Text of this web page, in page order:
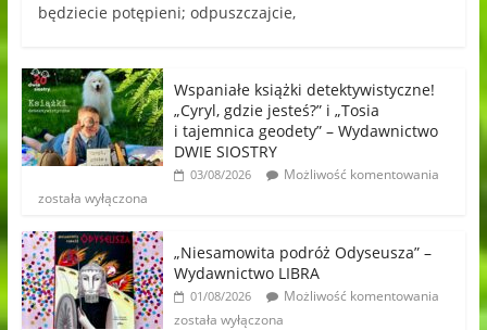
będziecie potępieni; odpuszczajcie,
Wspaniałe książki detektywistyczne!
„Cyryl, gdzie jesteś?” i „Tosia
i tajemnica geodety” – Wydawnictwo
DWIE SIOSTRY
03/08/2026
Możliwość komentowania
została wyłączona
„Niesamowita podróż Odyseusza” –
Wydawnictwo LIBRA
01/08/2026
Możliwość komentowania
została wyłączona